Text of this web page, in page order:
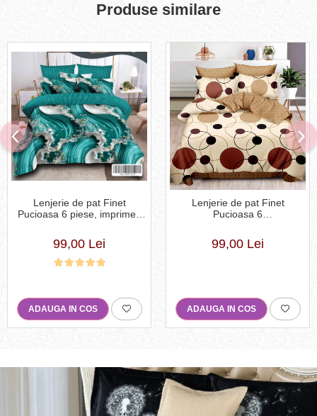
Produse similare
Lenjerie de pat Finet
Pucioasa 6 piese, imprimeu
alb și auriu-R619
99,00 Lei
ADAUGA IN COS
Lenjerie de pat Finet
Pucioasa 6
si buline-R369
99,00 Lei
ADAUGA IN COS